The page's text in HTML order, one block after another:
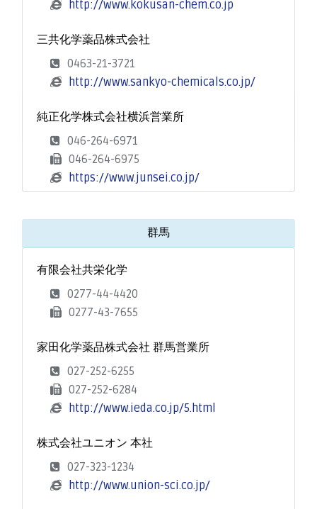
http://www.kokusan-chem.co.jp
三共化学薬品株式会社
0463-21-3721
http://www.sankyo-chemicals.co.jp/
純正化学株式会社横浜営業所
046-264-6971
046-264-6975
https://www.junsei.co.jp/
群馬
有限会社共栄化学
0277-44-4420
0277-43-7655
家田化学薬品株式会社 群馬営業所
027-252-6255
027-252-6284
http://www.ieda.co.jp/5.html
株式会社ユニオン 本社
027-323-1234
http://www.union-sci.co.jp/